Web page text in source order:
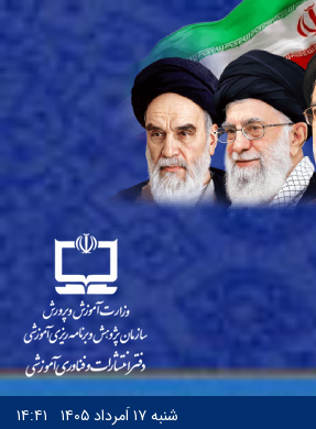
شنبه۱۷ اَمرداد ۱۴۰۵ ۱۴:۴۱